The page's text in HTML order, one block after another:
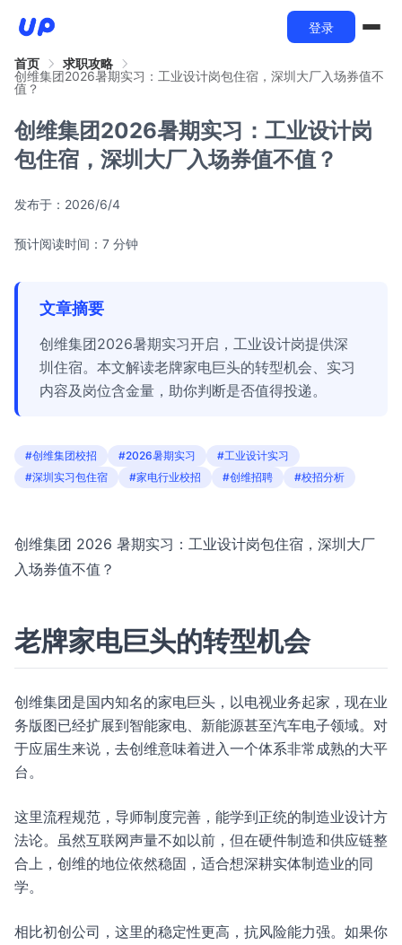
登录
首页
求职攻略
创维集团2026暑期实习：工业设计岗包住宿，深圳大厂入场券值不
值？
创维集团2026暑期实习：工业设计岗
包住宿，深圳大厂入场券值不值？
发布于： 2026/6/4
预计阅读时间：7 分钟
文章摘要
创维集团2026暑期实习开启，工业设计岗提供深
圳住宿。本文解读老牌家电巨头的转型机会、实习
内容及岗位含金量，助你判断是否值得投递。
#创维集团校招 #2026暑期实习
#工业设计实习
#深圳实习包住宿
#家电行业校招 #创维招聘 #校招分析
创维集团 2026 暑期实习：工业设计岗包住宿，深圳大厂
入场券值不值？
老牌家电巨头的转型机会
创维集团是国内知名的家电巨头，以电视业务起家，现在业
务版图已经扩展到智能家电、新能源甚至汽车电子领域。对
于应届生来说，去创维意味着进入一个体系非常成熟的大平
台。
这里流程规范，导师制度完善，能学到正统的制造业设计方
法论。虽然互联网声量不如以前，但在硬件制造和供应链整
合上，创维的地位依然稳固，适合想深耕实体制造业的同
学。
相比初创公司，这里的稳定性更高，抗风险能力强。如果你